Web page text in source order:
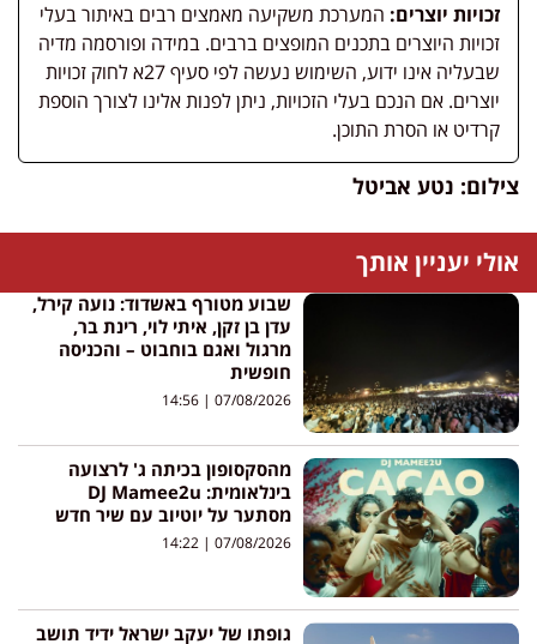
זכויות יוצרים: המערכת משקיעה מאמצים רבים באיתור בעלי
זכויות היוצרים בתכנים המופצים ברבים. במידה ופורסמה מדיה
שבעליה אינו ידוע, השימוש נעשה לפי סעיף 27א לחוק זכויות
יוצרים. אם הנכם בעלי הזכויות, ניתן לפנות אלינו לצורך הוספת
קרדיט או הסרת התוכן.
צילום: נטע אביטל
אולי יעניין אותך
שבוע מטורף באשדוד: נועה קירל,
עדן בן זקן, איתי לוי, רינת בר,
מרגול ואגם בוחבוט – והכניסה
חופשית
07/08/2026
מהסקסופון בכיתה ג' לרצועה
בינלאומית: DJ Mamee2u
מסתער על יוטיוב עם שיר חדש
07/08/2026
גופתו של יעקב ישראל ידיד תושב